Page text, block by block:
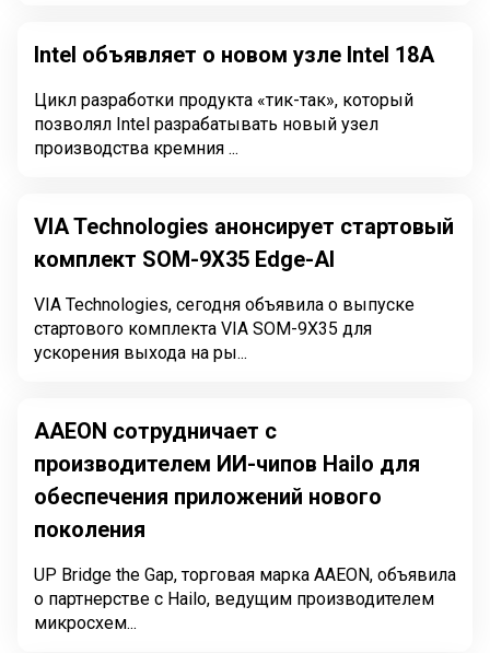
Intel объявляет о новом узле Intel 18A
Цикл разработки продукта «тик-так», который
позволял Intel разрабатывать новый узел
производства кремния ...
VIA Technologies анонсирует стартовый
комплект SOM-9X35 Edge-AI
VIA Technologies, сегодня объявила о выпуске
стартового комплекта VIA SOM-9X35 для
ускорения выхода на ры...
AAEON сотрудничает с
производителем ИИ-чипов Hailo для
обеспечения приложений нового
поколения
UP Bridge the Gap, торговая марка AAEON, объявила
о партнерстве с Hailo, ведущим производителем
микросхем...